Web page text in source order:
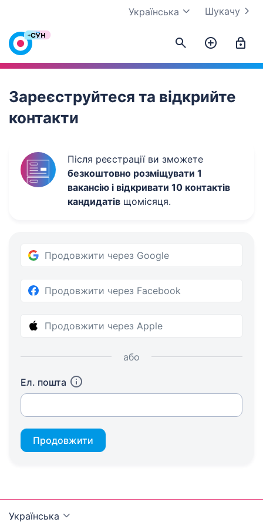
Шукачу
Українська
Work.ua
Зареєструйтеся та відкрийте
контакти
Після реєстрації ви зможете
безкоштовно розміщувати 1
вакансію і відкривати 10 контактів
кандидатів щомісяця.
Продовжити через Google
Продовжити через Facebook
Продовжити через Apple
або
Ел. пошта
Продовжити
Українська